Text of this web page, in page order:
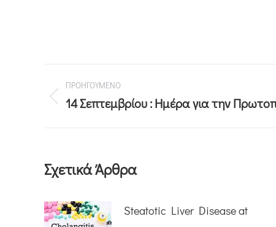
ΠΡΟΗΓΟΥΜΕΝΟ
14 Σεπτεμβρίου : Ημέρα για την
Σχετικά Άρθρα
Steatotic Liver Disease at